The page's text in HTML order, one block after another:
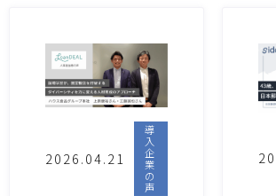
2026.04.21
導
入
企
業
の
声